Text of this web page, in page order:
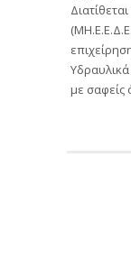
με σαφείς